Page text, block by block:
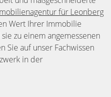
für Leonberg
Wert Ihrer Immobilie
zu einem angemessenen
Sie auf unser Fachwissen
in der